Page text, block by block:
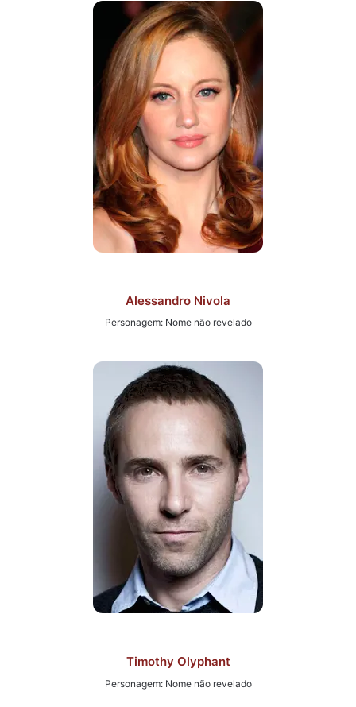
Alessandro Nivola
Personagem: Nome não revelado
Timothy Olyphant
Personagem: Nome não revelado